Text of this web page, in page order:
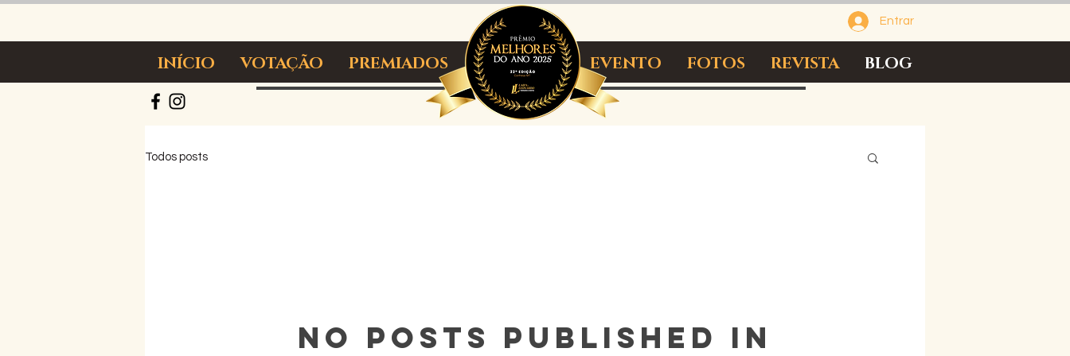
INÍCIO VOTAÇÃO PREMIADOS INICIALEIII EVENTO FOTOS REVISTA BLOG
Entrar
Todos posts
No posts published in